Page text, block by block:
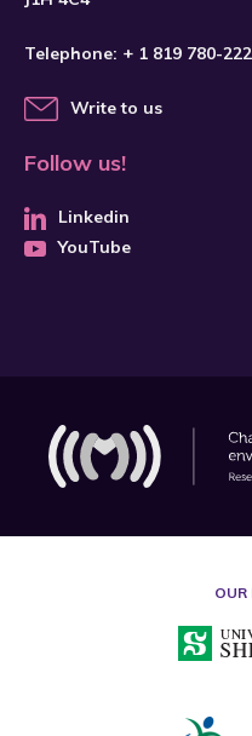
Telephone: + 1 819 780-
Write to us
Follow us!
Linkedin
YouTube
OUR